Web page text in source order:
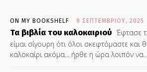
ON MY BOOKSHELF 9 ΣΕΠΤΕΜΒΡΊΟΥ, 2025
Τα βιβλία του καλοκαιριού Έφτασε
είμαι σίγουρη ότι όλοι σκεφτόμαστε και
καλοκαίρι ακόμα... ήρθε η ώρα λοιπόν